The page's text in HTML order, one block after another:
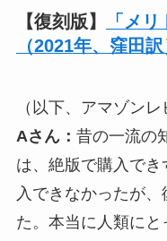
【復刻版】
「メ
（2021年、窪田訳
（以下、アマゾン
Aさん： 昔の一流の
は、絶版で購入で
入できなかったが
た。本当に人類にと